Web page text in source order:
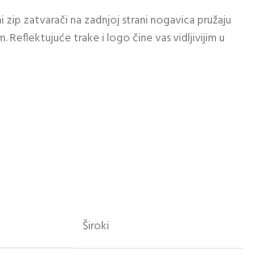
zatvarači na zadnjoj strani nogavica pružaju
Reflektujuće trake i logo čine vas vidljivijim u
Široki